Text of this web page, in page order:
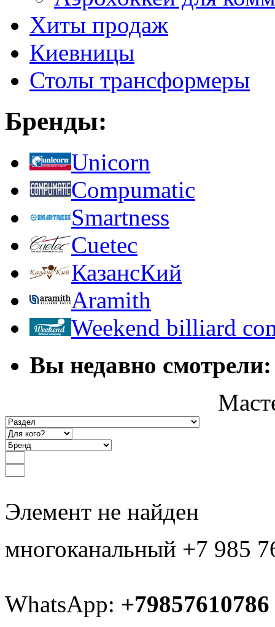
Хиты продаж
Киевницы
Столы трансформеры
Бренды:
Unicorn
Compumatic
Smartness
Cuetec
КазансКий
Aramith
Weekend billiard
Вы недавно смотрели:
Элемент не найден
многоканальный +7 985
WhatsApp: +79857610786